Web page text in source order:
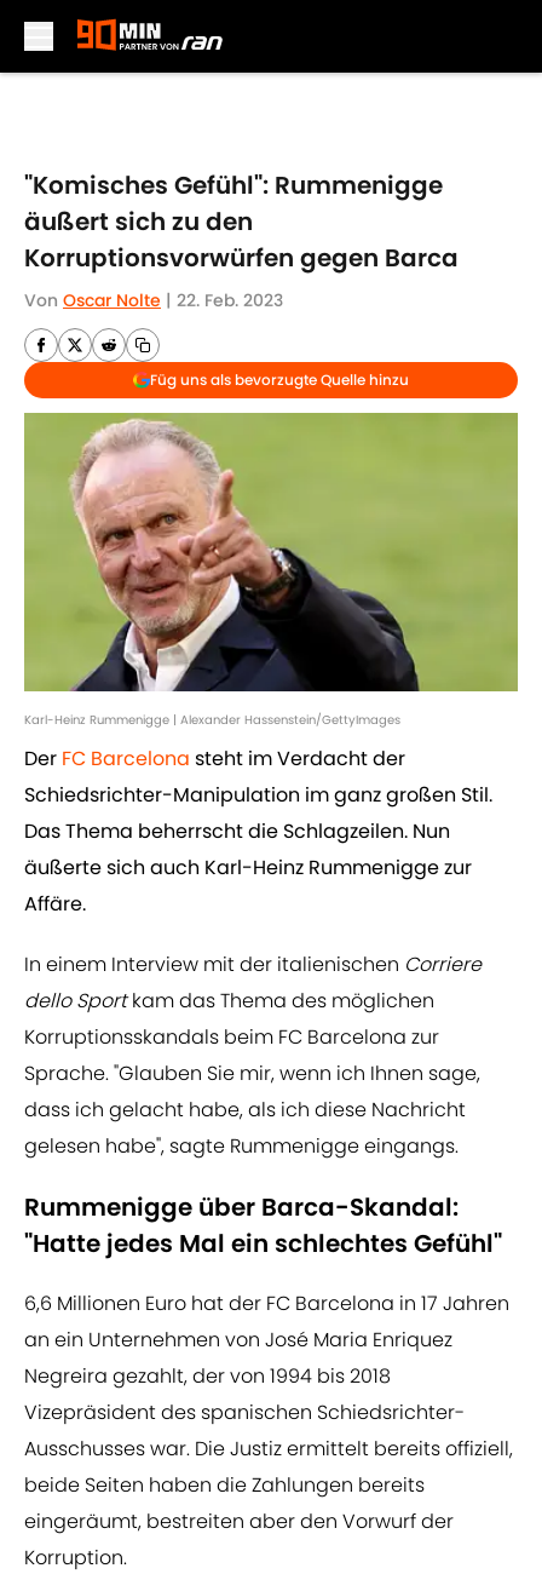
"Komisches Gefühl": Rummenigge
äußert sich zu den
Korruptionsvorwürfen gegen Barca
Von Oscar Nolte | 22. Feb. 2023
Füg uns als bevorzugte Quelle hinzu
Karl-Heinz Rummenigge | Alexander Hassenstein/GettyImages
Der FC Barcelona steht im Verdacht der
Schiedsrichter-Manipulation im ganz großen Stil.
Das Thema beherrscht die Schlagzeilen. Nun
äußerte sich auch Karl-Heinz Rummenigge zur
Affäre.
In einem Interview mit der italienischen Corriere
dello Sportkam das Thema des möglichen
Korruptionsskandals beim FC Barcelona zur
Sprache. "Glauben Sie mir, wenn ich Ihnen sage,
dass ich gelacht habe, als ich diese Nachricht
gelesen habe", sagte Rummenigge eingangs.
Rummenigge über Barca-Skandal:
"Hatte jedes Mal ein schlechtes Gefühl"
6,6 Millionen Euro hat der FC Barcelona in 17 Jahren
an ein Unternehmen von José Maria Enriquez
Negreira gezahlt, der von 1994 bis 2018
Vizepräsident des spanischen Schiedsrichter-
Ausschusses war. Die Justiz ermittelt bereits offiziell,
beide Seiten haben die Zahlungen bereits
eingeräumt, bestreiten aber den Vorwurf der
Korruption.